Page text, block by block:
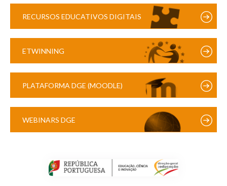
RECURSOS EDUCATIVOS DIGITAIS
ETWINNING
PLATAFORMA DGE (MOODLE)
WEBINARS DGE